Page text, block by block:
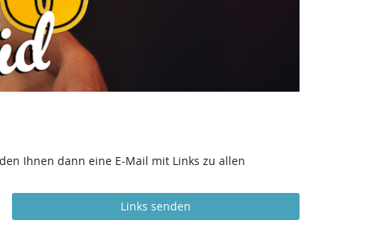
Ihnen dann eine E-Mail mit Links zu allen
Links senden